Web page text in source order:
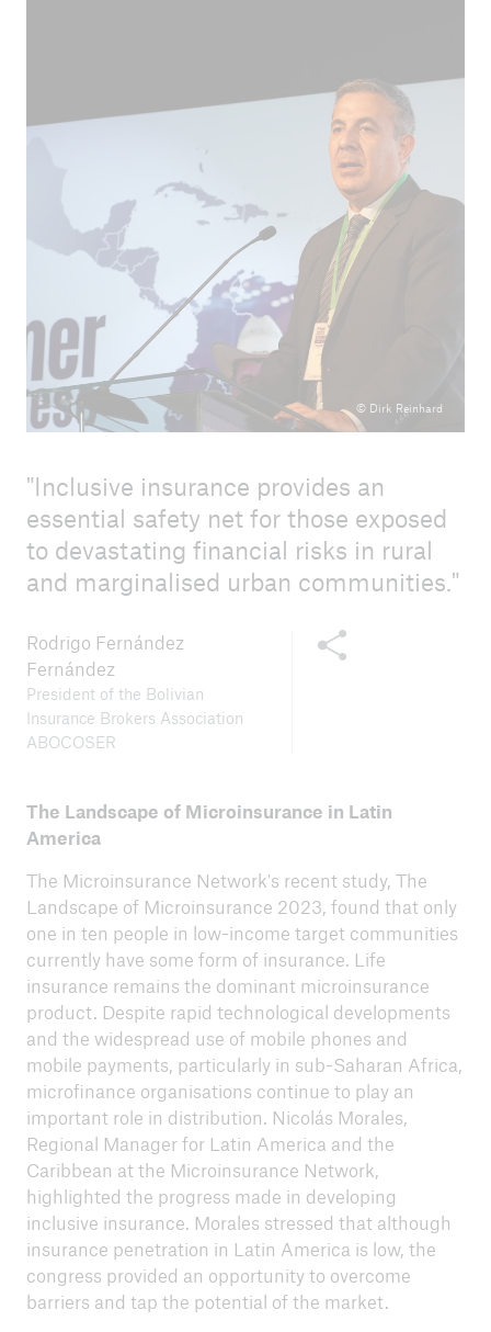
© Dirk Reinhard
Inclusive insurance provides an
essential safety net for those exposed
to devastating financial risks in rural
and marginalised urban communities.
Share this content
Rodrigo Fernández
Fernández
President of the Bolivian
Insurance Brokers Association
ABOCOSER
The Landscape of Microinsurance in Latin
America
The Microinsurance Network's recent study, The
Landscape of Microinsurance 2023, found that only
one in ten people in low-income target communities
currently have some form of insurance. Life
insurance remains the dominant microinsurance
product. Despite rapid technological developments
and the widespread use of mobile phones and
mobile payments, particularly in sub-Saharan Africa,
microfinance organisations continue to play an
important role in distribution. Nicolás Morales,
Regional Manager for Latin America and the
Caribbean at the Microinsurance Network,
highlighted the progress made in developing
inclusive insurance. Morales stressed that although
insurance penetration in Latin America is low, the
congress provided an opportunity to overcome
barriers and tap the potential of the market.